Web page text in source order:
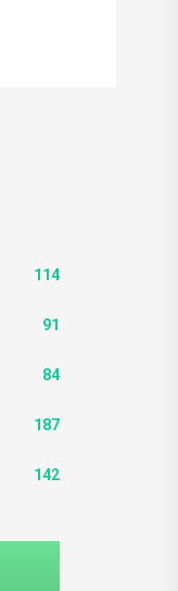
114
91
84
187
142